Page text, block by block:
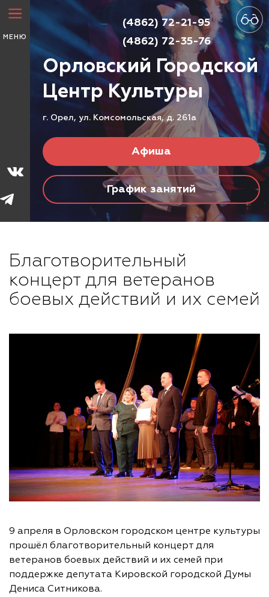
МЕНЮ
Орловский Городской
ЦентрКультуры
г. Орел, ул. Комсомольская, д. 261а
Афиша
График занятий
(4862) 72-21-95
(4862) 72-35-76
Благотворительный
концерт для ветеранов
боевых действий и их семей
9 апреля в Орловском городском центре культуры
прошёл благотворительный концерт для
ветеранов боевых действий и их семей при
поддержке депутата Кировской городской Думы
Дениса Ситникова.